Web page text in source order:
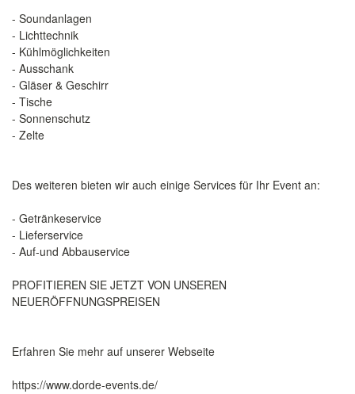
- Soundanlagen
- Lichttechnik
- Kühlmöglichkeiten
- Ausschank
- Gläser & Geschirr
- Tische
- Sonnenschutz
- Zelte
Des weiteren bieten wir auch einige Services für Ihr Event an:
- Getränkeservice
- Lieferservice
- Auf-und Abbauservice
PROFITIEREN SIE JETZT VON UNSEREN
NEUERÖFFNUNGSPREISEN
Erfahren Sie mehr auf unserer Webseite
https://www.dorde-events.de/